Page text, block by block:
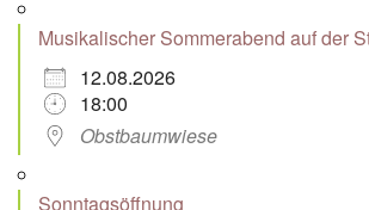
Musikalischer Sommerabend auf der
12.08.2026
18:00
Obstbaumwiese
Sonntagsöffnung